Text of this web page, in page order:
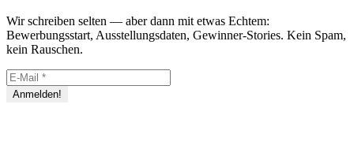
Wir schreiben selten — aber dann mit etwas Echtem:
Bewerbungsstart, Ausstellungsdaten, Gewinner-Stories. Kein Spam,
kein Rauschen.